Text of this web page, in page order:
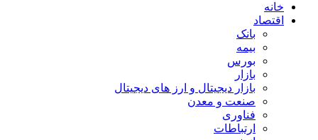
خانه
اقتصاد
بانک
بیمه
بورس
بازار
بازار دیجیتال و ارز های دیجیتال
صنعت و معدن
فناوری
ارتباطات